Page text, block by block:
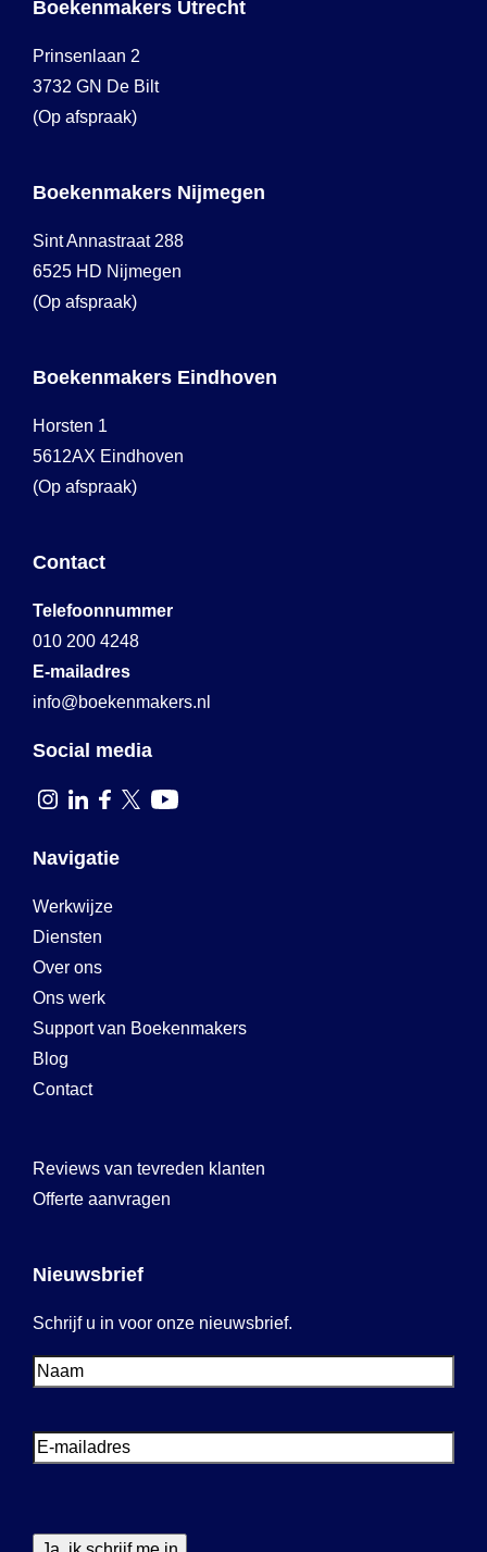
Boekenmakers Utrecht
Prinsenlaan 2
3732 GN De Bilt
(Op afspraak)
Boekenmakers Nijmegen
Sint Annastraat 288
6525 HD Nijmegen
(Op afspraak)
Boekenmakers Eindhoven
Horsten 1
5612AX Eindhoven
(Op afspraak)
Contact
Telefoonnummer
010 200 4248
E-mailadres
info@boekenmakers.nl
Social media
Navigatie
Werkwijze
Diensten
Over ons
Ons werk
Support van Boekenmakers
Blog
Contact
Reviews van tevreden klanten
Offerte aanvragen
Nieuwsbrief
Schrijf u in voor onze nieuwsbrief.
Voornaam
E-
mailadres